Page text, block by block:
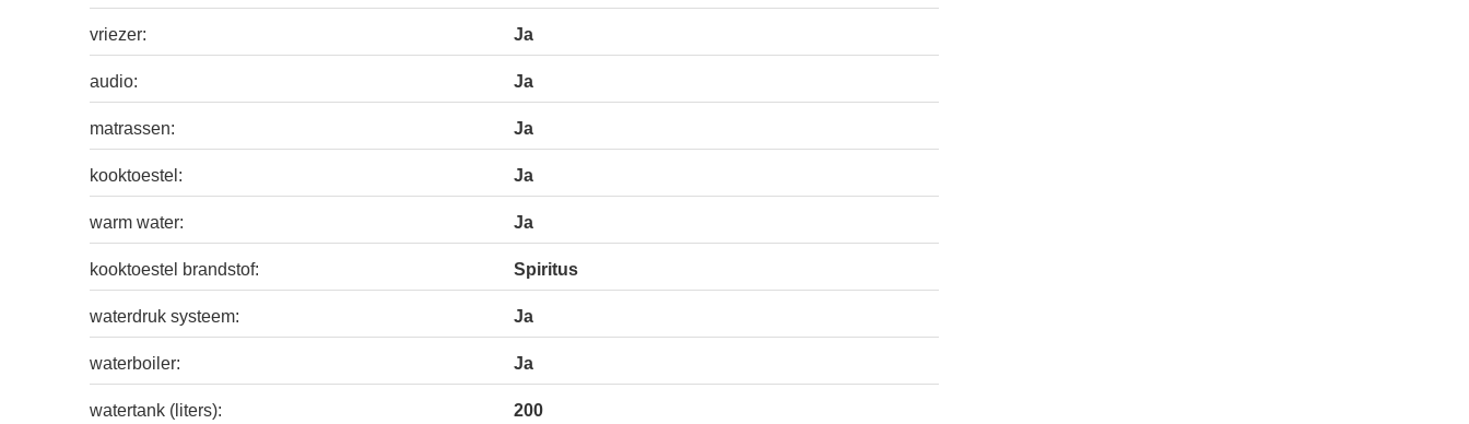
vriezer: Ja
audio: Ja
matrassen: Ja
kooktoestel: Ja
warm water: Ja
kooktoestel brandstof: Spiritus
waterdruk systeem: Ja
waterboiler: Ja
watertank (liters): 200